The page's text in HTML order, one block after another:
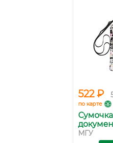
522 ₽
по карте
МГУ